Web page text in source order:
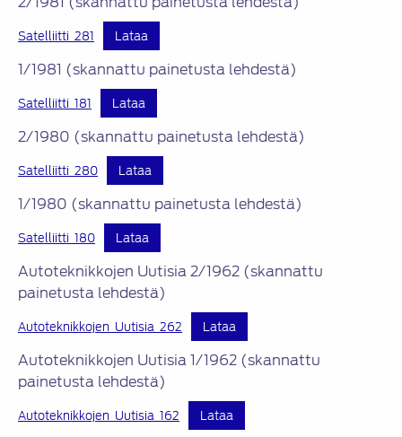
Satelliitti_281 Lataa
1/1981 (skannattu painetusta lehdestä)
Satelliitti_181 Lataa
2/1980 (skannattu painetusta lehdestä)
Satelliitti_280 Lataa
1/1980 (skannattu painetusta lehdestä)
Satelliitti_180 Lataa
Autoteknikkojen Uutisia 2/1962 (skannattu
painetusta lehdestä)
Autoteknikkojen_Uutisia_262 Lataa
Autoteknikkojen Uutisia 1/1962 (skannattu
painetusta lehdestä)
Autoteknikkojen_Uutisia_162 Lataa